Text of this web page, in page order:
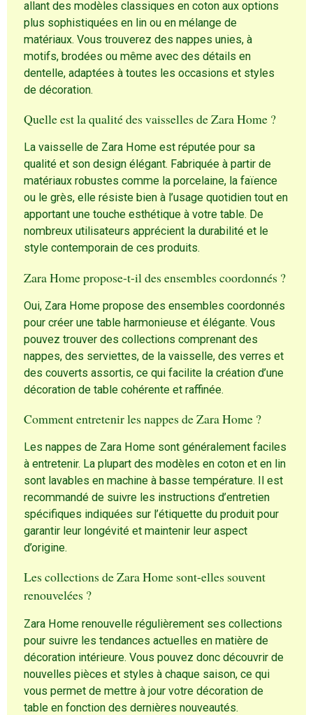
allant des modèles classiques en coton aux options
plus sophistiquées en lin ou en mélange de
matériaux. Vous trouverez des nappes unies, à
motifs, brodées ou même avec des détails en
dentelle, adaptées à toutes les occasions et styles
de décoration.
Quelle est la qualité des vaisselles de Zara Home ?
La vaisselle de Zara Home est réputée pour sa
qualité et son design élégant. Fabriquée à partir de
matériaux robustes comme la porcelaine, la faïence
ou le grès, elle résiste bien à l’usage quotidien tout en
apportant une touche esthétique à votre table. De
nombreux utilisateurs apprécient la durabilité et le
style contemporain de ces produits.
Zara Home propose-t-il des ensembles coordonnés ?
Oui, Zara Home propose des ensembles coordonnés
pour créer une table harmonieuse et élégante. Vous
pouvez trouver des collections comprenant des
nappes, des serviettes, de la vaisselle, des verres et
des couverts assortis, ce qui facilite la création d’une
décoration de table cohérente et raffinée.
Comment entretenir les nappes de Zara Home ?
Les nappes de Zara Home sont généralement faciles
à entretenir. La plupart des modèles en coton et en lin
sont lavables en machine à basse température. Il est
recommandé de suivre les instructions d’entretien
spécifiques indiquées sur l’étiquette du produit pour
garantir leur longévité et maintenir leur aspect
d’origine.
Les collections de Zara Home sont-elles souvent
renouvelées ?
Zara Home renouvelle régulièrement ses collections
pour suivre les tendances actuelles en matière de
décoration intérieure. Vous pouvez donc découvrir de
nouvelles pièces et styles à chaque saison, ce qui
vous permet de mettre à jour votre décoration de
table en fonction des dernières nouveautés.